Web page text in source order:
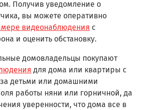
Получив уведомление о
вы можете оперативно
видеонаблюдения с
и оценить обстановку.
домовладельцы покупают
для дома или квартиры с
детьми или домашними
работы няни или горничной, да
уверенности, что дома все в